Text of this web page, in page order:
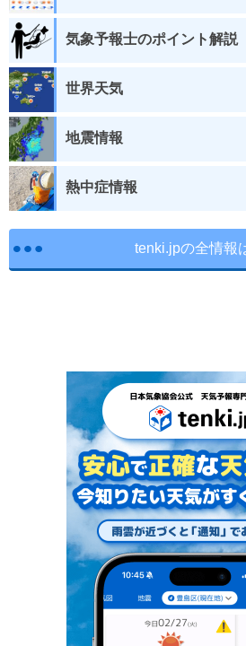
気象予報士のポイント解説
世界天気
地震情報
熱中症情報
tenki.jpの全情報